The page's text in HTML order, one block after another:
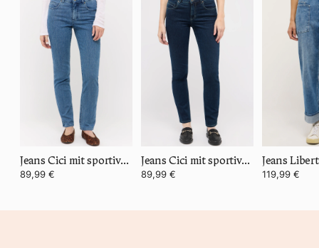
Jeans Cici mit sportivem Denim
89,99 €
Jeans Cici mit sportivem Denim
89,99 €
Jeans
119,99 €